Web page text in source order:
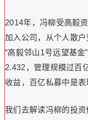
2014年，冯柳受高毅
加入公司，从个人散
“高毅邻山1号远望基
2.432，管理规模过百
收益，百亿私募中是表
我们去解读冯柳的投